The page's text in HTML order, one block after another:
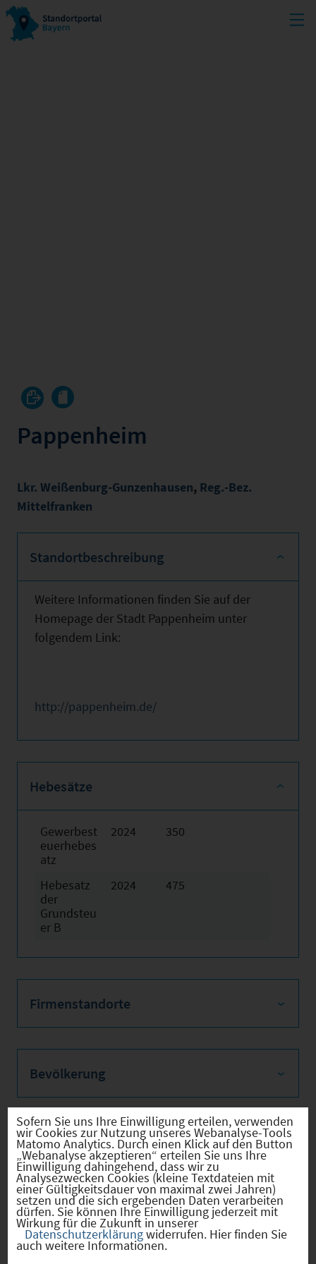
Pappenheim
Lkr. Weißenburg-Gunzenhausen, Reg.-Bez.
Mittelfranken
Standortbeschreibung
Weitere Informationen finden Sie auf der
Homepage der Stadt Pappenheim unter
folgendem Link:
http://pappenheim.de/
Hebesätze
Gewerbest
euerhebes
atz
2024 350
Hebesatz
der
Grundsteu
er B
2024 475
Firmenstandorte
Bevölkerung
Sozialvers. Beschäftigte
Verkehrsinfrastruktur
Sofern Sie uns Ihre Einwilligung erteilen, verwenden
wir Cookies zur Nutzung unseres Webanalyse-Tools
Matomo Analytics. Durch einen Klick auf den Button
„Webanalyse akzeptieren“ erteilen Sie uns Ihre
Einwilligung dahingehend, dass wir zu
Analysezwecken Cookies (kleine Textdateien mit
einer Gültigkeitsdauer von maximal zwei Jahren)
setzen und die sich ergebenden Daten verarbeiten
dürfen. Sie können Ihre Einwilligung jederzeit mit
Wirkung für die Zukunft in unserer
Datenschutzerklärungwiderrufen. Hier finden Sie
auch weitere Informationen.